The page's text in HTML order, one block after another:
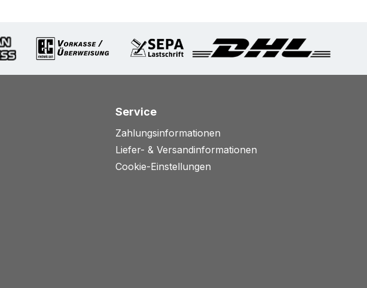
Service
Zahlungsinformationen
Liefer- & Versandinformationen
Cookie-Einstellungen